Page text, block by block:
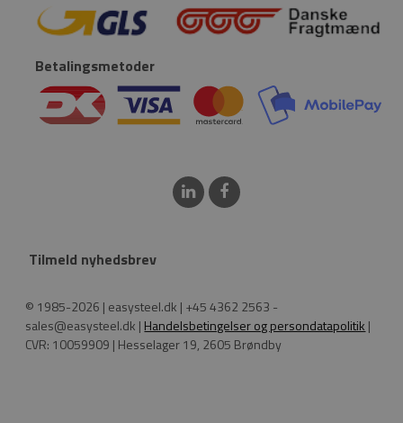
Betalingsmetoder
Tilmeld nyhedsbrev
© 1985-2026 | easysteel.dk | +45 4362 2563 -
sales@easysteel.dk | Handelsbetingelser og persondatapolitik |
CVR: 10059909 | Hesselager 19, 2605 Brøndby